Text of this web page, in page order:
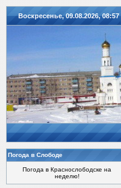
Воскресенье, 09.08.2026, 08:57
Погода в Слободе
Погода в Краснослободске на
неделю!